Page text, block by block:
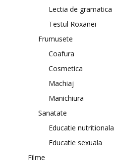
Lectia de gramatica
Testul Roxanei
Frumusete
Coafura
Cosmetica
Machiaj
Manichiura
Sanatate
Educatie nutritionala
Educatie sexuala
Filme